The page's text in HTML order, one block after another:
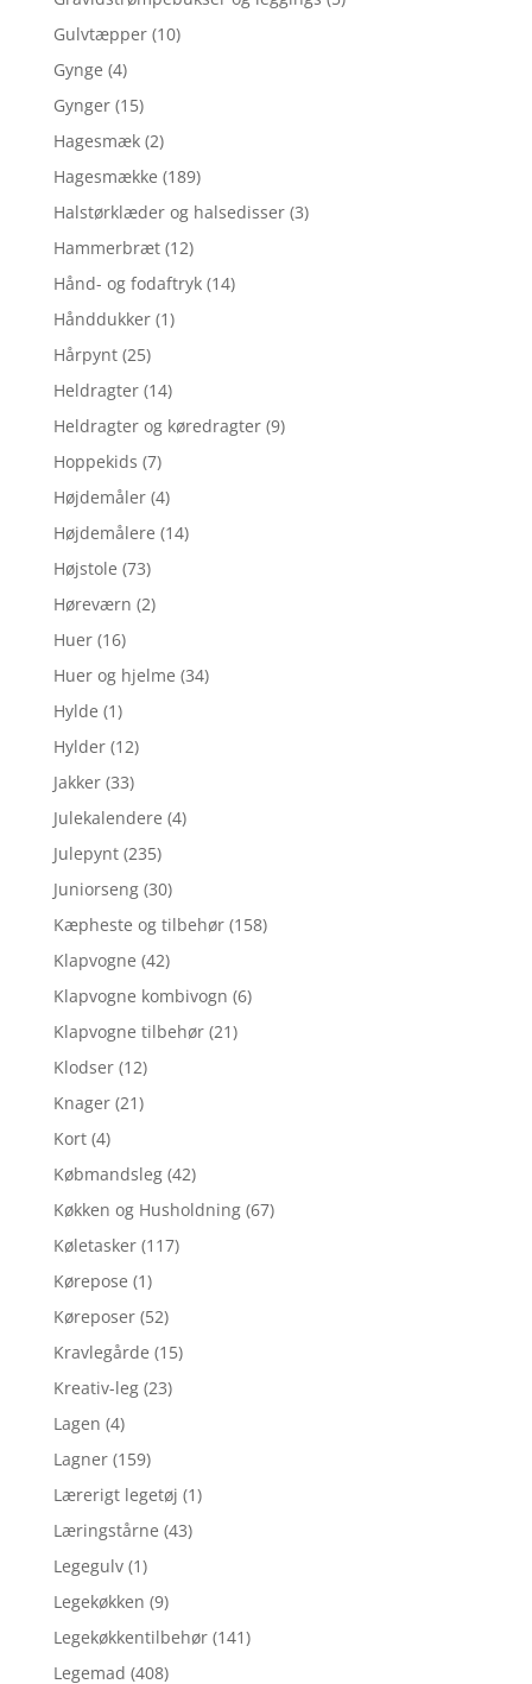
Gulvtæpper (10)
Gynge (4)
Gynger (15)
Hagesmæk (2)
Hagesmække (189)
Halstørklæder og halsedisser (3)
Hammerbræt (12)
Hånd- og fodaftryk (14)
Hånddukker (1)
Hårpynt (25)
Heldragter (14)
Heldragter og køredragter (9)
Hoppekids (7)
Højdemåler (4)
Højdemålere (14)
Højstole (73)
Høreværn (2)
Huer (16)
Huer og hjelme (34)
Hylde (1)
Hylder (12)
Jakker (33)
Julekalendere (4)
Julepynt (235)
Juniorseng (30)
Kæpheste og tilbehør (158)
Klapvogne (42)
Klapvogne kombivogn (6)
Klapvogne tilbehør (21)
Klodser (12)
Knager (21)
Kort (4)
Købmandsleg (42)
Køkken og Husholdning (67)
Køletasker (117)
Kørepose (1)
Køreposer (52)
Kravlegårde (15)
Kreativ-leg (23)
Lagen (4)
Lagner (159)
Lærerigt legetøj (1)
Læringstårne (43)
Legegulv (1)
Legekøkken (9)
Legekøkkentilbehør (141)
Legemad (408)